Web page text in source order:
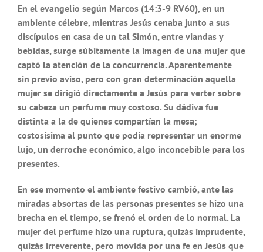
En el evangelio según Marcos (14:3-9 RV60), en un
ambiente célebre, mientras Jesús cenaba junto a sus
discípulos en casa de un tal Simón, entre viandas y
bebidas, surge súbitamente la imagen de una mujer que
captó la atención de la concurrencia. Aparentemente
sin previo aviso, pero con gran determinación aquella
mujer se dirigió directamente a Jesús para verter sobre
su cabeza un perfume muy costoso. Su dádiva fue
distinta a la de quienes compartían la mesa;
costosísima al punto que podía representar un enorme
lujo, un derroche económico, algo inconcebible para los
presentes.
En ese momento el ambiente festivo cambió, ante las
miradas absortas de las personas presentes se hizo una
brecha en el tiempo, se frenó el orden de lo normal. La
mujer del perfume hizo una ruptura, quizás imprudente,
quizás irreverente, pero movida por una fe en Jesús que